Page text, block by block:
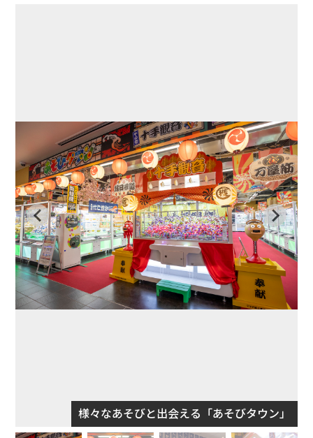
様々なあそびと出会える「あそびタウン」